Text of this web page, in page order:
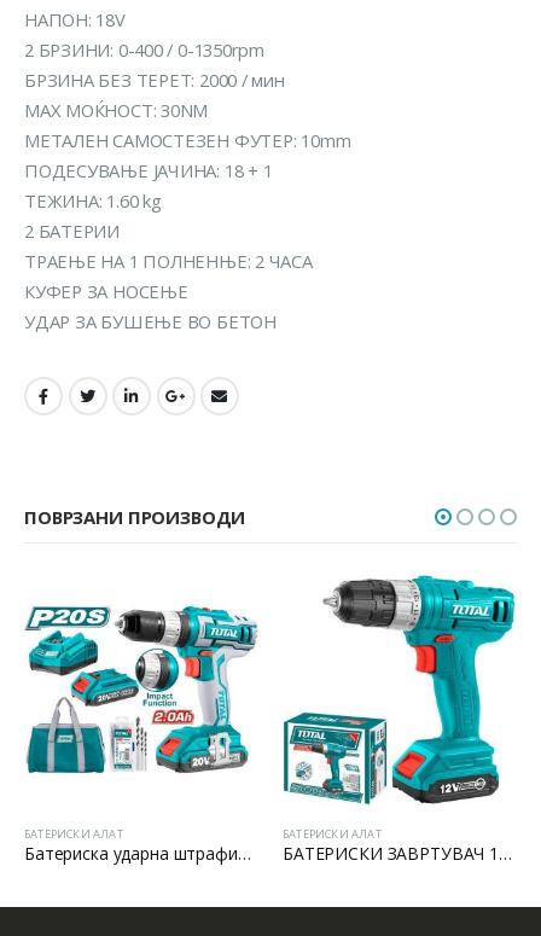
НАПОН: 18V
2 БРЗИНИ: 0-400 / 0-1350rpm
БРЗИНА БЕЗ ТЕРЕТ: 2000 / мин
MАX МОЌНОСТ: 30NM
МЕТАЛЕН САМОСТЕЗЕН ФУТЕР: 10mm
ПОДЕСУВАЊЕ ЈАЧИНА: 18 + 1
ТЕЖИНА: 1.60 kg
2 БАТЕРИИ
ТРАЕЊЕ НА 1 ПОЛНЕНЊЕ: 2 ЧАСА
КУФЕР ЗА НОСЕЊЕ
УДАР ЗА БУШЕЊЕ ВО БЕТОН
ПОВРЗАНИ ПРОИЗВОДИ
Батериска ударна штрафилица
БАТЕРИСКИ АЛАТ
БАТЕРИСКИ ЗАВРТУВАЧ 12V LI-ION
БАТЕРИСКИ АЛАТ
Батериска